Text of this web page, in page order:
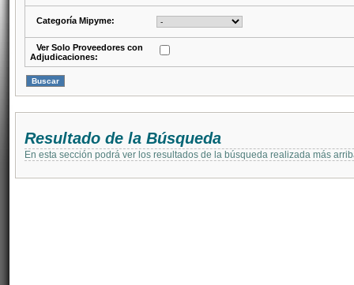
Categoría Mipyme:
Ver Solo Proveedores con
Adjudicaciones:
Resultado de la Búsqueda
En esta sección podrá ver los resultados de la búsqueda realizada más